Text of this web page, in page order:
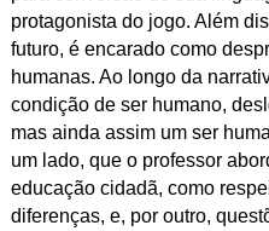
protagonista do jogo. Além
futuro, é encarado como
humanas. Ao longo da
condição de ser humano,
mas ainda assim um ser
um lado, que o professor
educação cidadã, como
diferenças, e, por outro,